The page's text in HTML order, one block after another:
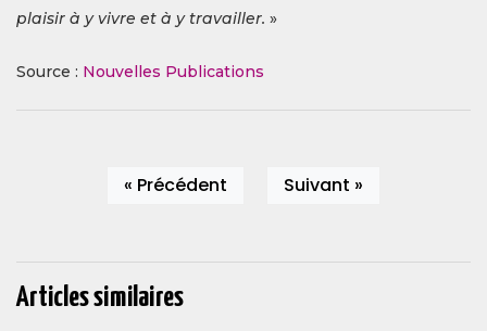
plaisir à y vivre et à y travailler. »
Source : Nouvelles Publications
« Précédent Suivant »
Articles similaires